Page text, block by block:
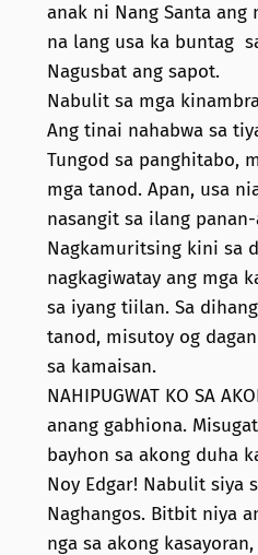
anak ni Nang Santa ang
na lang usa ka buntag
Nagusbat ang sapot.
Nabulit sa mga
Ang tinai nahabwa sa
Tungod sa panghitabo,
mga tanod. Apan, usa
nasangit sa ilang
Nagkamuritsing kini sa
nagkagiwatay ang mga
sa iyang tiilan. Sa
tanod, misutoy og
sa kamaisan.
NAHIPUGWAT KO SA
anang gabhiona.
bayhon sa akong duha
Noy Edgar! Nabulit siya
Naghangos. Bitbit niya
nga sa akong